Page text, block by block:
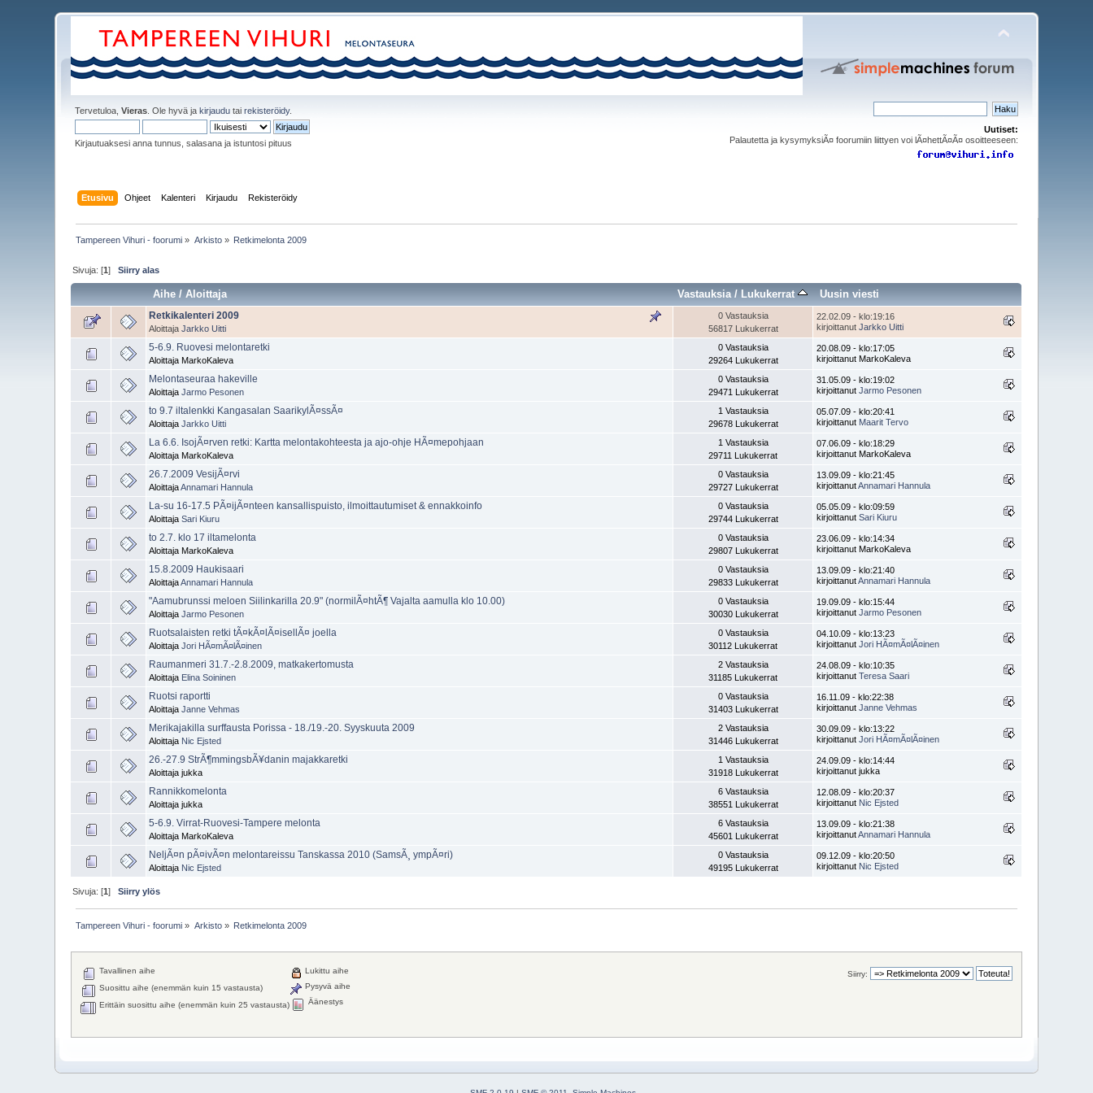
Tervetuloa,Vieras . Ole hyvä jakirjaudu tairekisteröidy.
Kirjautuaksesi anna tunnus, salasana ja istuntosi pituus
Uutiset:
Palautetta ja kysymyksiÃ¤ foorumiin liittyen voi lÃ¤hettÃ¤Ã¤ osoitteeseen:
Etusivu Ohjeet Kalenteri Kirjaudu Rekisteröidy
Tampereen Vihuri - foorumi » Arkisto» Retkimelonta 2009
Sivuja: [1]Siirry alas
Aihe /Aloittaja Vastauksia/Lukukerrat Uusin viesti
Retkikalenteri 2009
AloittajaJarkko Uitti
0 Vastauksia
56817 Lukukerrat
22.02.09 - klo:19:16
kirjoittanutJarkko Uitti
5-6.9. Ruovesi melontaretki
Aloittaja MarkoKaleva
0 Vastauksia
29264 Lukukerrat
20.08.09 - klo:17:05
kirjoittanut MarkoKaleva
Melontaseuraa hakeville
AloittajaJarmo Pesonen
0 Vastauksia
29471 Lukukerrat
31.05.09 - klo:19:02
kirjoittanutJarmo Pesonen
to 9.7 iltalenkki Kangasalan SaarikylÃ¤ssÃ¤
AloittajaJarkko Uitti
1 Vastauksia
29678 Lukukerrat
05.07.09 - klo:20:41
kirjoittanut Maarit Tervo
La 6.6. IsojÃ¤rven retki: Kartta melontakohteesta ja ajo-ohje HÃ¤mepohjaan
Aloittaja MarkoKaleva
1 Vastauksia
29711 Lukukerrat
07.06.09 - klo:18:29
kirjoittanut MarkoKaleva
26.7.2009 VesijÃ¤rvi
AloittajaAnnamari Hannula
0 Vastauksia
29727 Lukukerrat
13.09.09 - klo:21:45
kirjoittanutAnnamari Hannula
La-su 16-17.5 PÃ¤ijÃ¤nteen kansallispuisto, ilmoittautumiset & ennakkoinfo
AloittajaSari Kiuru
0 Vastauksia
29744 Lukukerrat
05.05.09 - klo:09:59
kirjoittanutSari Kiuru
to 2.7. klo 17 iltamelonta
Aloittaja MarkoKaleva
0 Vastauksia
29807 Lukukerrat
23.06.09 - klo:14:34
kirjoittanut MarkoKaleva
15.8.2009 Haukisaari
AloittajaAnnamari Hannula
0 Vastauksia
29833 Lukukerrat
13.09.09 - klo:21:40
kirjoittanutAnnamari Hannula
"Aamubrunssi meloen Siilinkarilla 20.9" (normilÃ¤htÃ¶ Vajalta aamulla klo 10.00)
AloittajaJarmo Pesonen
0 Vastauksia
30030 Lukukerrat
19.09.09 - klo:15:44
kirjoittanutJarmo Pesonen
Ruotsalaisten retki tÃ¤kÃ¤lÃ¤isellÃ¤ joella
AloittajaJori HÃ¤mÃ¤lÃ¤inen
0 Vastauksia
30112 Lukukerrat
04.10.09 - klo:13:23
kirjoittanutJori HÃ¤mÃ¤lÃ¤inen
Raumanmeri 31.7.-2.8.2009, matkakertomusta
Aloittaja Elina Soininen
2 Vastauksia
31185 Lukukerrat
24.08.09 - klo:10:35
kirjoittanutTeresa Saari
Ruotsi raportti
AloittajaJanne Vehmas
0 Vastauksia
31403 Lukukerrat
16.11.09 - klo:22:38
kirjoittanutJanne Vehmas
Merikajakilla surffausta Porissa - 18./19.-20. Syyskuuta 2009
Aloittaja Nic Ejsted
2 Vastauksia
31446 Lukukerrat
30.09.09 - klo:13:22
kirjoittanutJori HÃ¤mÃ¤lÃ¤inen
26.-27.9 StrÃ¶mmingsbÃ¥danin majakkaretki
Aloittaja jukka
1 Vastauksia
31918 Lukukerrat
24.09.09 - klo:14:44
kirjoittanut jukka
Rannikkomelonta
Aloittaja jukka
6 Vastauksia
38551 Lukukerrat
12.08.09 - klo:20:37
kirjoittanut Nic Ejsted
5-6.9. Virrat-Ruovesi-Tampere melonta
Aloittaja MarkoKaleva
6 Vastauksia
45601 Lukukerrat
13.09.09 - klo:21:38
kirjoittanutAnnamari Hannula
NeljÃ¤n pÃ¤ivÃ¤n melontareissu Tanskassa 2010 (SamsÃ¸ ympÃ¤ri)
Aloittaja Nic Ejsted
0 Vastauksia
49195 Lukukerrat
09.12.09 - klo:20:50
kirjoittanut Nic Ejsted
Sivuja: [1]Siirry ylös
Tampereen Vihuri - foorumi » Arkisto» Retkimelonta 2009
Siirry:
Tavallinen aihe
Suosittu aihe (enemmän kuin 15 vastausta)
Erittäin suosittu aihe (enemmän kuin 25 vastausta)
Lukittu aihe
Pysyvä aihe
Äänestys